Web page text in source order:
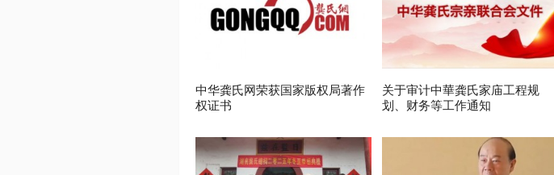
中华龚氏网荣获国家版权局著作
权证书
关于审计中華龚氏家庙工程规
划、财务等工作通知